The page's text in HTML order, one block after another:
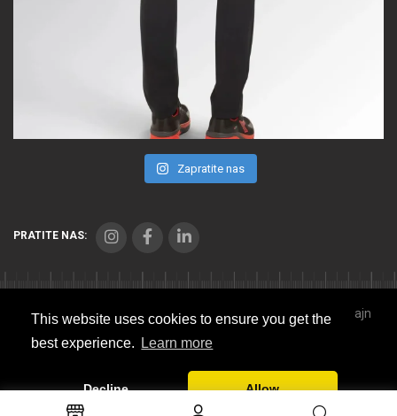
This website uses cookies to ensure you get the
best experience.
Learn more
Decline Allow
Zapratite nas
PRATITE NAS:
Copyright © 2021 Seibl Trade. Sva prava zadržana. Veb dizajn
Sitemap